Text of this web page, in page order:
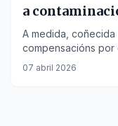
a
A medida,
compensacións por
e infraestruturas
07 abril 2026